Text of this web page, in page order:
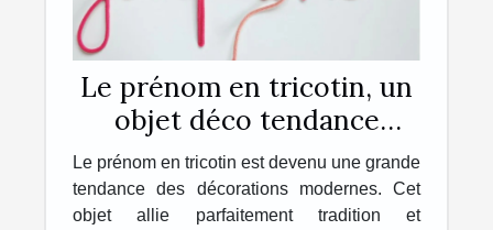
Le prénom en tricotin, un
objet déco tendance
personnalisé, unique et
original !
Le prénom en tricotin est devenu une grande
tendance des décorations modernes. Cet
objet allie parfaitement tradition et